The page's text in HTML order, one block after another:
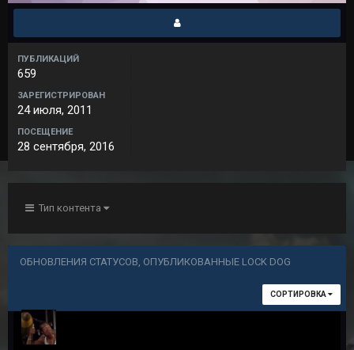
ПУБЛИКАЦИЙ
659
ЗАРЕГИСТРИРОВАН
24 июля, 2011
ПОСЕЩЕНИЕ
28 сентября, 2016
Тип контента
ОБНОВЛЕНИЯ СТАТУСОВ, ОПУБЛИКОВАННЫЕ LOCK DOG
СОРТИРОВКА